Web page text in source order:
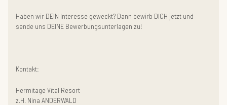
Haben wir DEIN Interesse geweckt? Dann bewirb DICH jetzt und
sende uns DEINE Bewerbungsunterlagen zu!
Kontakt:
Hermitage Vital Resort
z.H. Nina ANDERWALD